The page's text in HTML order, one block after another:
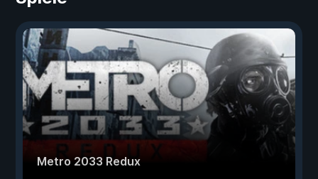
Metro 2033 Redux